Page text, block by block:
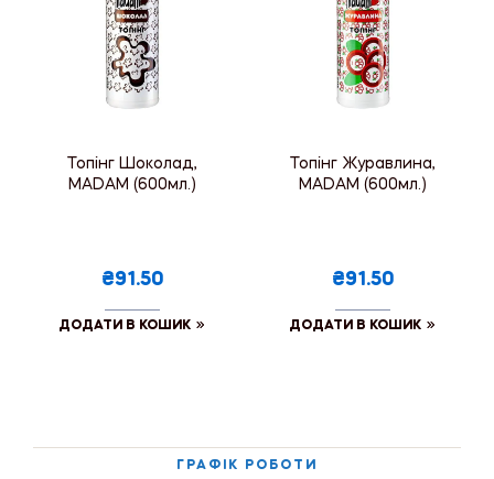
Топінг Шоколад,
MADAM (600мл.)
₴91.50
ДОДАТИ В КОШИК
Топінг Журавлина,
MADAM (600мл.)
₴91.50
ДОДАТИ В КОШИК
ГРАФІК РОБОТИ